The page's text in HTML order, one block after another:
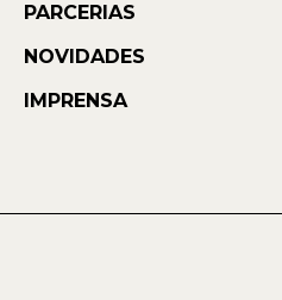
PARCERIAS
NOVIDADES
IMPRENSA